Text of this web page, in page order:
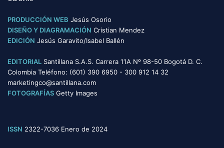
s
PRODUCCIÓN WEB Jesús Osorio
DISEÑO Y DIAGRAMACIÓN Cristian Mendez
EDICIÓN Jesús Garavito/Isabel Ballén
EDITORIAL Santillana S.A.S. Carrera 11A Nº 98-50 Bogotá D. C.
Colombia Teléfono: (601) 390 6950 - 300 912 14 32
marketingco@santillana.com
FOTOGRAFÍAS Getty Images
ISSN 2322-7036 Enero de 2024